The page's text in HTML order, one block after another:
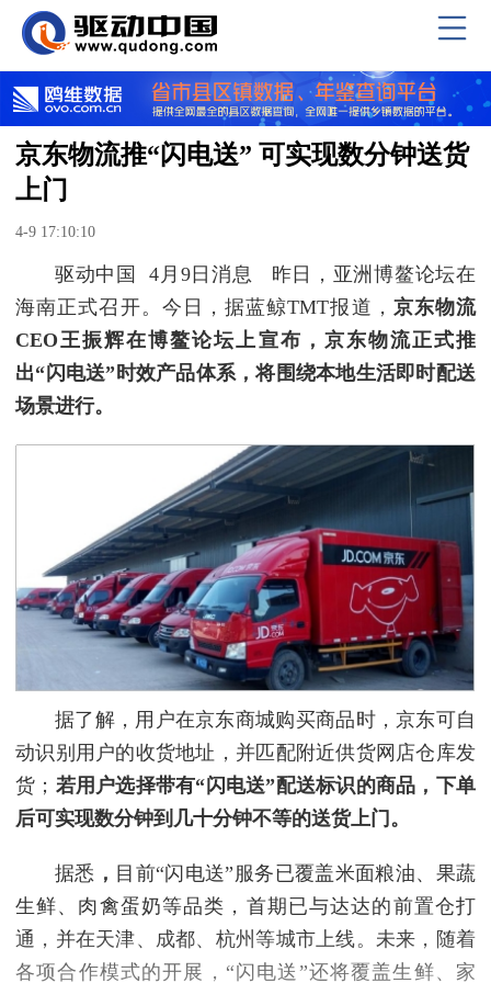
京东物流推“闪电送” 可实现数分钟送货
上门
4-9 17:10:10
驱动中国 4月9日消息 昨日，亚洲博鳌论坛在
海南正式召开。今日，据蓝鲸TMT报道， 京东物流
CEO 王振辉在博鳌论坛上宣布，京东物流正式推
出“闪电送”时效产品体系，将围绕本地生活即时配送
场景进行。
据了解，用户在京东商城购买商品时，京东可自
动识别用户的收货地址，并匹配附近供货网店仓库发
货； 若用户选择带有“闪电送”配送标识的商品，下单
后可实现数分钟到几十分钟不等的送货上门。
据悉 ， 目前“闪电送”服务已覆盖米面粮油、果蔬
生鲜、肉禽蛋奶等品类，首期已与达达的前置仓打
通，并在天津、成都、杭州等城市上线。未来，随着
各项合作模式的开展，“闪电送”还将覆盖生鲜、家